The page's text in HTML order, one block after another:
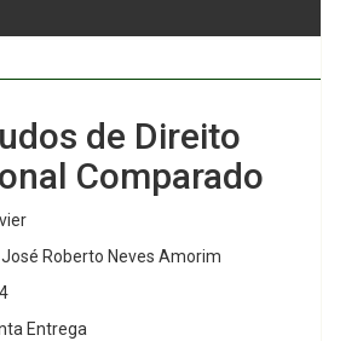
de Direito
Comparado
José Roberto Neves Amorim
Entrega